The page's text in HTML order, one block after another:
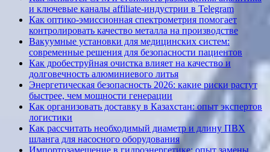
и ключевые каналы affiliate-индустрии в Telegram
Как оптико-эмиссионная спектрометрия помогает
контролировать качество металла на производстве
Вакуумные установки для медицинских систем:
современные решения для безопасности пациентов
Как дробеструйная очистка влияет на качество и
долговечность алюминиевого литья
Энергетическая безопасность 2026: какие риски растут
быстрее, чем мощности генерации
Как организовать доставку в Казахстан: опыт экспертов
логистики
Как рассчитать необходимый диаметр и длину ПВХ
шланга для насосного оборудования